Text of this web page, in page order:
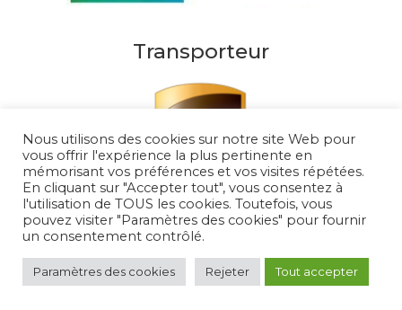
Transporteur
réservés
Nous utilisons des cookies sur notre site Web pour
vous offrir l'expérience la plus pertinente en
mémorisant vos préférences et vos visites répétées.
En cliquant sur "Accepter tout", vous consentez à
l'utilisation de TOUS les cookies. Toutefois, vous
pouvez visiter "Paramètres des cookies" pour fournir
un consentement contrôlé.
Paramètres des cookies Rejeter Tout accepter